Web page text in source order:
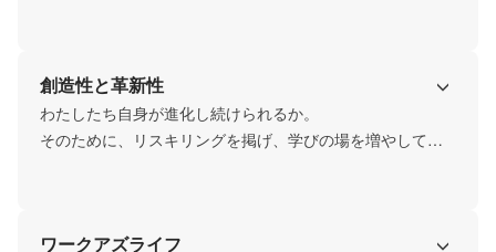
は何があるのか、きちんと説明できて初めて『暮らしを創
る』ということに繋がります。
創造性と革新性
わたしたち自身が進化し続けられるか。
そのために、リスキリングを掲げ、学びの場を増やしてい
地元の方々や大学・企業・専門家を巻き込みながら、地元
ワークアズライフ